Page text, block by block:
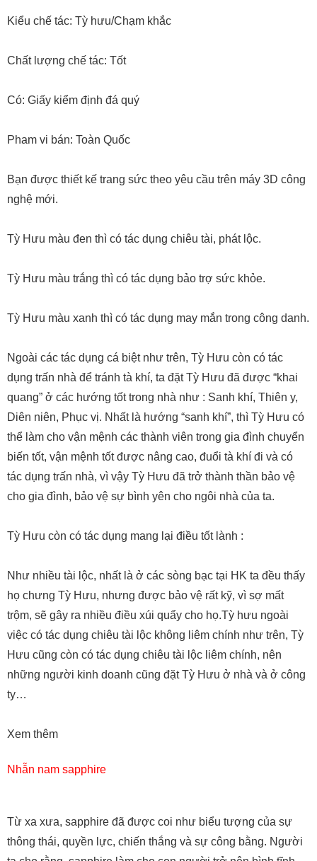
Kiểu chế tác: Tỳ hưu/Chạm khắc
Chất lượng chế tác: Tốt
Có: Giấy kiểm định đá quý
Pham vi bán: Toàn Quốc
Bạn được thiết kế trang sức theo yêu cầu trên máy 3D công
nghệ mới.
Tỳ Hưu màu đen thì có tác dụng chiêu tài, phát lộc.
Tỳ Hưu màu trắng thì có tác dụng bảo trợ sức khỏe.
Tỳ Hưu màu xanh thì có tác dụng may mắn trong công danh.
Ngoài các tác dụng cá biệt như trên, Tỳ Hưu còn có tác
dụng trấn nhà để tránh tà khí, ta đặt Tỳ Hưu đã được “khai
quang” ở các hướng tốt trong nhà như : Sanh khí, Thiên y,
Diên niên, Phục vị. Nhất là hướng “sanh khí”, thì Tỳ Hưu có
thể làm cho vận mệnh các thành viên trong gia đình chuyển
biến tốt, vận mệnh tốt được nâng cao, đuổi tà khí đi và có
tác dụng trấn nhà, vì vậy Tỳ Hưu đã trở thành thần bảo vệ
cho gia đình, bảo vệ sự bình yên cho ngôi nhà của ta.
Tỳ Hưu còn có tác dụng mang lại điều tốt lành :
Như nhiều tài lộc, nhất là ở các sòng bạc tại HK ta đều thấy
họ chưng Tỳ Hưu, nhưng được bảo vệ rất kỹ, vì sợ mất
trộm, sẽ gây ra nhiều điều xúi quẩy cho họ.Tỳ hưu ngoài
việc có tác dụng chiêu tài lộc không liêm chính như trên, Tỳ
Hưu cũng còn có tác dụng chiêu tài lộc liêm chính, nên
những người kinh doanh cũng đặt Tỳ Hưu ở nhà và ở công
ty…
Xem thêm
Nhẫn nam sapphire
Từ xa xưa, sapphire đã được coi như biểu tượng của sự
thông thái, quyền lực, chiến thắng và sự công bằng. Người